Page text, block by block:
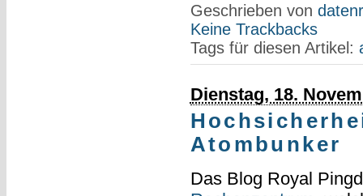
Geschrieben von
Keine Trackbacks
Tags für diesen Artikel:
Dienstag, 18.
Atombunker
Das Blog Royal